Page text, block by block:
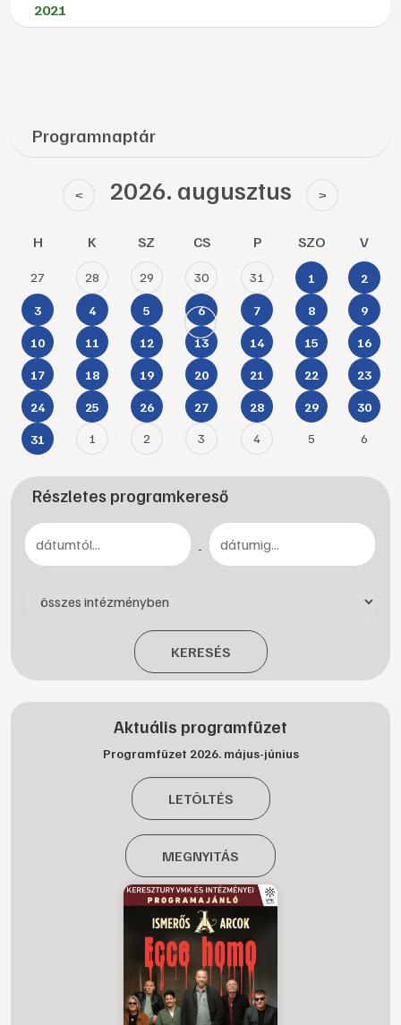
2021
Programnaptár
< 2026. augusztus >
H K SZ CS P SZO V
27 28 29 30 31 1 2
3 4 5 6 7 8 9
10 11 12 13 14 15 16
17 18 19 20 21 22 23
24 25 26 27 28 29 30
31 1 2 3 4 5 6
Részletes programkereső
-
KERESÉS
Aktuális programfüzet
Programfüzet 2026. május-június
LETÖLTÉS
MEGNYITÁS